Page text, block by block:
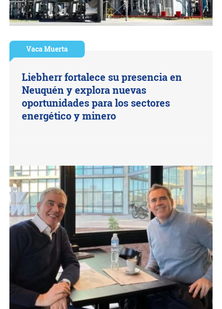
Vaca Muerta
Liebherr fortalece su presencia en
Neuquén y explora nuevas
oportunidades para los sectores
energético y minero